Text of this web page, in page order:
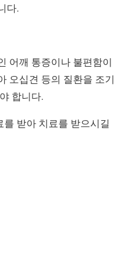
다.
어깨 통증이나 불편함이
오십견 등의 질환을 조기
합니다.
받아 치료를 받으시길